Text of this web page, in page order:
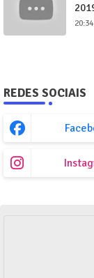
20:34
REDES SOCIAIS